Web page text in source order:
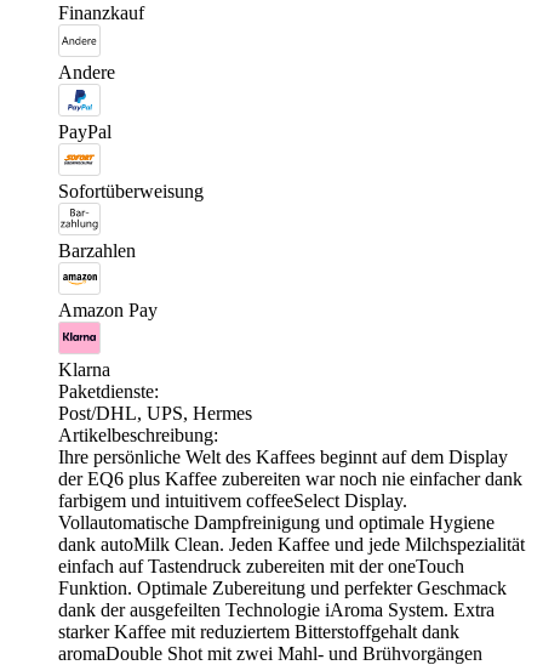
Finanzkauf
Andere
PayPal
Sofortüberweisung
Barzahlen
Amazon Pay
Klarna
Paketdienste:
Post/DHL, UPS, Hermes
Artikelbeschreibung:
Ihre persönliche Welt des Kaffees beginnt auf dem Display
der EQ6 plus Kaffee zubereiten war noch nie einfacher dank
farbigem und intuitivem coffeeSelect Display.
Vollautomatische Dampfreinigung und optimale Hygiene
dank autoMilk Clean. Jeden Kaffee und jede Milchspezialität
einfach auf Tastendruck zubereiten mit der oneTouch
Funktion. Optimale Zubereitung und perfekter Geschmack
dank der ausgefeilten Technologie iAroma System. Extra
starker Kaffee mit reduziertem Bitterstoffgehalt dank
aromaDouble Shot mit zwei Mahl- und Brühvorgängen